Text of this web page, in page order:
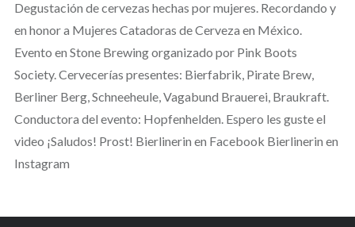
Degustación de cervezas hechas por mujeres. Recordando y
en honor a Mujeres Catadoras de Cerveza en México.
Evento en Stone Brewing organizado por Pink Boots
Society. Cervecerías presentes: Bierfabrik, Pirate Brew,
Berliner Berg, Schneeheule, Vagabund Brauerei, Braukraft.
Conductora del evento: Hopfenhelden. Espero les guste el
video ¡Saludos! Prost! Bierlinerin en Facebook Bierlinerin en
Instagram